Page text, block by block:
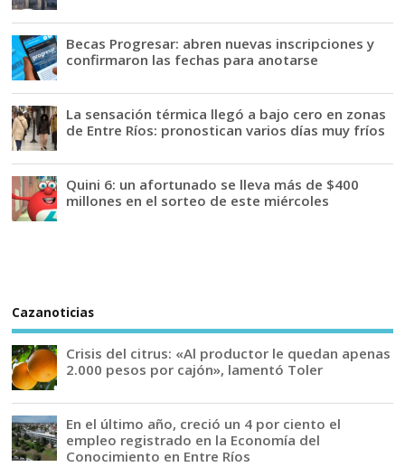
Becas Progresar: abren nuevas inscripciones y
confirmaron las fechas para anotarse
La sensación térmica llegó a bajo cero en zonas
de Entre Ríos: pronostican varios días muy fríos
Quini 6: un afortunado se lleva más de $400
millones en el sorteo de este miércoles
Cazanoticias
Crisis del citrus: «Al productor le quedan apenas
2.000 pesos por cajón», lamentó Toler
En el último año, creció un 4 por ciento el
empleo registrado en la Economía del
Conocimiento en Entre Ríos